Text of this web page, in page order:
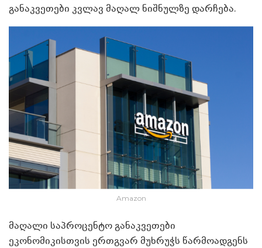
განაკვეთები კვლავ მაღალ ნიშნულზე დარჩება.
Amazon
მაღალი საპროცენტო განაკვეთები
ეკონომიკისთვის ერთგვარ მუხრუჭს წარმოადგენს